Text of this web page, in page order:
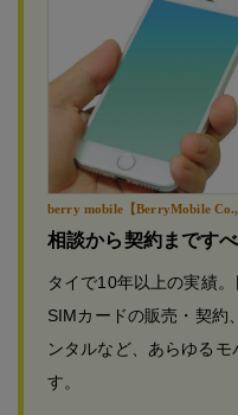
berry mobile【BerryMobile Co.,
相談から契約まです
タイで10年以上の実績
SIMカードの販売・契約
ンタルなど、あらゆる
す。